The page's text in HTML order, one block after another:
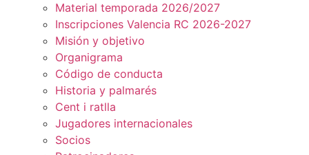
Material temporada 2026/2027
Inscripciones Valencia RC 2026-2027
Misión y objetivo
Organigrama
Código de conducta
Historia y palmarés
Cent i ratlla
Jugadores internacionales
Socios